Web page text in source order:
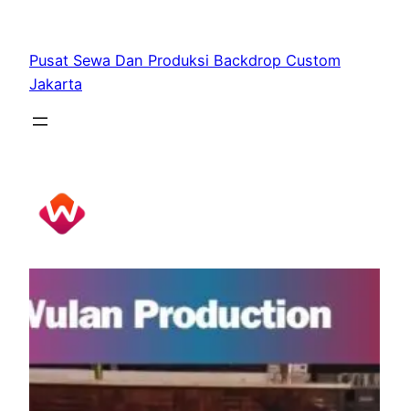
content
Pusat Sewa Dan Produksi Backdrop Custom
Jakarta